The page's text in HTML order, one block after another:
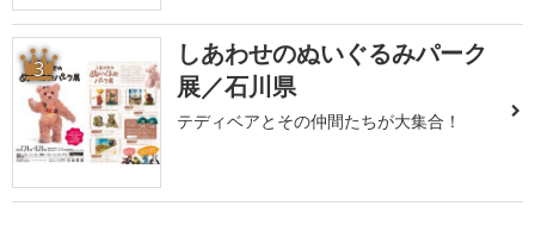
3
しあわせのぬいぐるみパーク
展／石川県
テディベアとその仲間たちが大集合！